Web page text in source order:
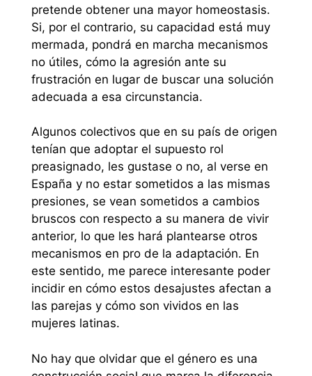
pretende obtener una mayor homeostasis.
Si, por el contrario, su capacidad está muy
mermada, pondrá en marcha mecanismos
no útiles, cómo la agresión ante su
frustración en lugar de buscar una solución
adecuada a esa circunstancia.
Algunos colectivos que en su país de origen
tenían que adoptar el supuesto rol
preasignado, les gustase o no, al verse en
España y no estar sometidos a las mismas
presiones, se vean sometidos a cambios
bruscos con respecto a su manera de vivir
anterior, lo que les hará plantearse otros
mecanismos en pro de la adaptación. En
este sentido, me parece interesante poder
incidir en cómo estos desajustes afectan a
las parejas y cómo son vividos en las
mujeres latinas.
No hay que olvidar que el género es una